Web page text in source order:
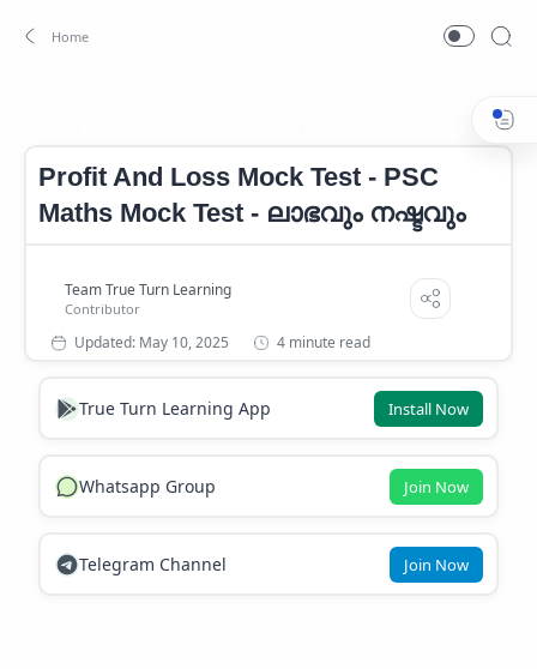
Profit And Loss Mock Test
Profit And Loss Mock Test - PSC
Maths Mock Test - ലാഭവും നഷ്ടവും
4 minute read
True Turn Learning App Install Now
Whatsapp Group Join Now
Telegram Channel Join Now